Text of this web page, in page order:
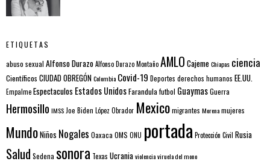
ETIQUETAS
abuso sexual Alfonso DurazoAlfonso Durazo MontañoAMLO CajemeChiapas ciencia
Científicos CIUDAD OBREGÓNColombia Covid-19 Deportes derechos humanos EE.UU.
EmpalmeEspectaculos Estados UnidosFarandulafutbol GuaymasGuerra
Hermosillo IMSS Joe Biden López Obrador Mexicomigrantes Morenamujeres
MundoNiños Nogales Oaxaca OMS ONU portada Protección Civil Rusia
Salud Sedena sonora Texas Ucraniaviolenciaviruela del mono